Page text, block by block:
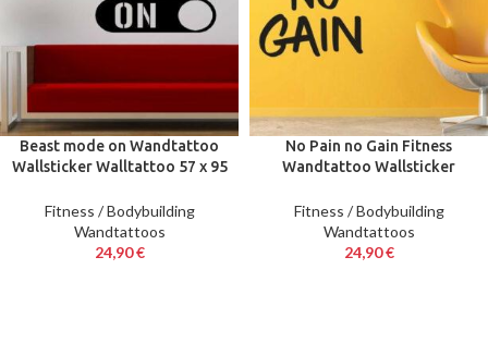
Beast mode on Wandtattoo
Wallsticker Walltattoo 57 x 95
Fitness / Bodybuilding
Wandtattoos
24,90€
No Pain no Gain Fitness
Wandtattoo Wallsticker
Fitness / Bodybuilding
Wandtattoos
24,90€